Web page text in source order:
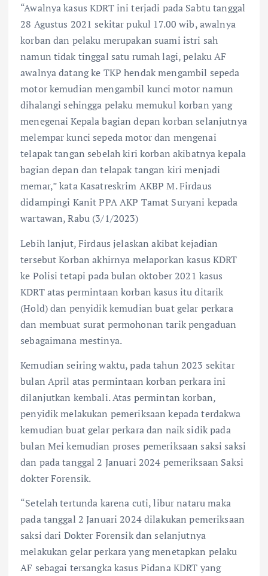
“Awalnya kasus KDRT ini terjadi pada Sabtu tanggal
28 Agustus 2021 sekitar pukul 17.00 wib, awalnya
korban dan pelaku merupakan suami istri sah
namun tidak tinggal satu rumah lagi, pelaku AF
awalnya datang ke TKP hendak mengambil sepeda
motor kemudian mengambil kunci motor namun
dihalangi sehingga pelaku memukul korban yang
menegenai Kepala bagian depan korban selanjutnya
melempar kunci sepeda motor dan mengenai
telapak tangan sebelah kiri korban akibatnya kepala
bagian depan dan telapak tangan kiri menjadi
memar,” kata Kasatreskrim AKBP M. Firdaus
didampingi Kanit PPA AKP Tamat Suryani kepada
wartawan, Rabu (3/1/2023)
Lebih lanjut, Firdaus jelaskan akibat kejadian
tersebut Korban akhirnya melaporkan kasus KDRT
ke Polisi tetapi pada bulan oktober 2021 kasus
KDRT atas permintaan korban kasus itu ditarik
(Hold) dan penyidik kemudian buat gelar perkara
dan membuat surat permohonan tarik pengaduan
sebagaimana mestinya.
Kemudian seiring waktu, pada tahun 2023 sekitar
bulan April atas permintaan korban perkara ini
dilanjutkan kembali. Atas permintan korban,
penyidik melakukan pemeriksaan kepada terdakwa
kemudian buat gelar perkara dan naik sidik pada
bulan Mei kemudian proses pemeriksaan saksi saksi
dan pada tanggal 2 Januari 2024 pemeriksaan Saksi
dokter Forensik.
“Setelah tertunda karena cuti, libur nataru maka
pada tanggal 2 Januari 2024 dilakukan pemeriksaan
saksi dari Dokter Forensik dan selanjutnya
melakukan gelar perkara yang menetapkan pelaku
AF sebagai tersangka kasus Pidana KDRT yang